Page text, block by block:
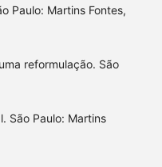
Paulo: Martins Fontes,
uma reformulação. São
São Paulo: Martins